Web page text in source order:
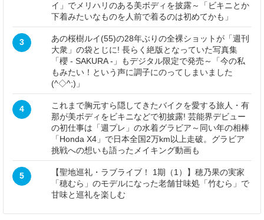
イ」でメリハリのある美ボディを披露～「ビキニとか
下着みたいなものを人前で着るのは初めてかも」
3
あの桜樹ルイ(55)の28年ぶりの全裸ショットが「週刊
大衆」の袋とじに! 長らく絶版となっていた写真集
「櫻 - SAKURA -」もデジタル限定で発売～「今の私
もみたい！という声に調子にのってしまいました
(^◇^;)」
4
これまで胸元すら隠してきたバイクを愛する旅人・有
那が美ボディをビキニなどで初披露! 芸能界デビュー
の初仕事は「週プレ」の水着グラビア～同い年の相棒
「Honda X4」で日本全国2万km以上走破。グラビア
挑戦への想いも語ったメイキング動画も
5
【聖地巡礼・ラブライブ！ 1期（1）】穂乃果の実家
「穂むら」のモデルになった老舗甘味処「竹むら」で
甘味と巡礼を楽しむ